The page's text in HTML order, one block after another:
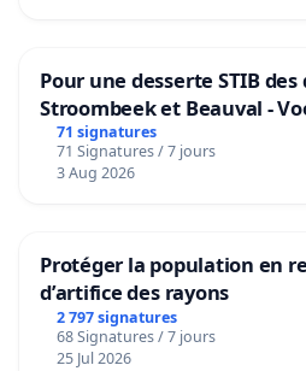
Pour une desserte STIB
Stroombeek et Beauval -
bediening van de wijken
Voor
71 signatures
71 Signatures / 7 jours
3 Aug 2026
Protéger la population en
d’artifice des rayons
2 797 signatures
68 Signatures / 7 jours
25 Jul 2026